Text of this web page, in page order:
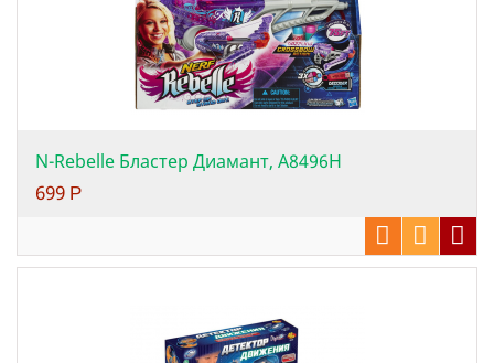
N-Rebelle Бластер Диамант, A8496H
699 Р